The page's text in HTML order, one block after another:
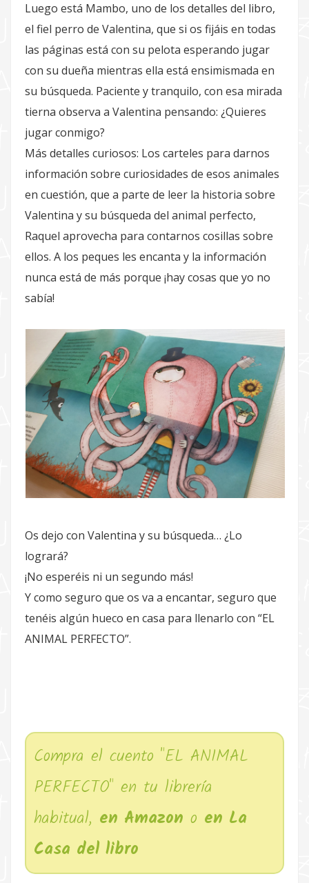
Luego está Mambo, uno de los detalles del libro,
el fiel perro de Valentina, que si os fijáis en todas
las páginas está con su pelota esperando jugar
con su dueña mientras ella está ensimismada en
su búsqueda. Paciente y tranquilo, con esa mirada
tierna observa a Valentina pensando: ¿Quieres
jugar conmigo?
Más detalles curiosos: Los carteles para darnos
información sobre curiosidades de esos animales
en cuestión, que a parte de leer la historia sobre
Valentina y su búsqueda del animal perfecto,
Raquel aprovecha para contarnos cosillas sobre
ellos. A los peques les encanta y la información
nunca está de más porque ¡hay cosas que yo no
sabía!
Os dejo con Valentina y su búsqueda… ¿Lo
logrará?
¡No esperéis ni un segundo más!
Y como seguro que os va a encantar, seguro que
tenéis algún hueco en casa para llenarlo con “EL
ANIMAL PERFECTO”.
Compra el cuento "EL ANIMAL
PERFECTO" en tu librería
habitual, en Amazon o en La
Casa del libro